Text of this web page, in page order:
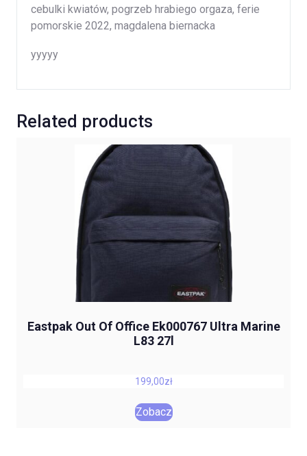
cebulki kwiatów, pogrzeb hrabiego orgaza, ferie
pomorskie 2022, magdalena biernacka
yyyyy
Related products
Eastpak Out Of Office Ek000767 Ultra Marine
L83 27l
199,00zł
Zobacz